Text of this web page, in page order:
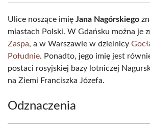
Ulice noszące imię Jana Nagórskiego
miastach Polski. W Gdańsku można je
Zaspa, a w Warszawie w dzielnicy
Południe. Ponadto, jego imię jest
postaci rosyjskiej bazy lotniczej
na Ziemi Franciszka Józefa.
Odznaczenia